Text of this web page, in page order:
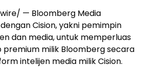
— Bloomberg Media
Cision, yakni pemimpin
dan media, untuk memperluas
premium milik Bloomberg secara
intelijen media milik Cision.